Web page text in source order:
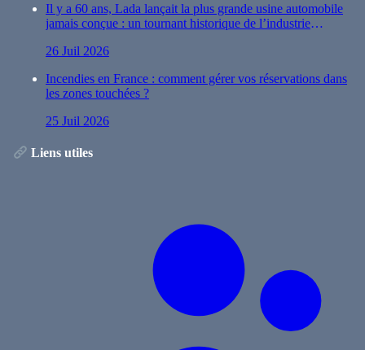
Il y a 60 ans, Lada lançait la plus grande usine automobile
jamais conçue : un tournant historique de l’industrie
26 Juil 2026
Incendies en France : comment gérer vos réservations dans
les zones touchées ?
25 Juil 2026
Liens utiles